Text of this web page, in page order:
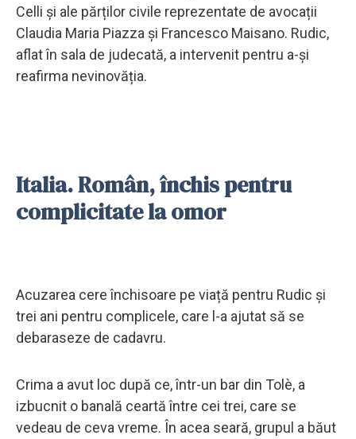
Celli și ale părților civile reprezentate de avocații
Claudia Maria Piazza și Francesco Maisano. Rudic,
aflat în sala de judecată, a intervenit pentru a-și
reafirma nevinovăția.
Italia. Român, închis pentru
complicitate la omor
Acuzarea cere închisoare pe viață pentru Rudic și
trei ani pentru complicele, care l-a ajutat să se
debaraseze de cadavru.
Crima a avut loc după ce, într-un bar din Tolè, a
izbucnit o banală ceartă între cei trei, care se
vedeau de ceva vreme. În acea seară, grupul a băut